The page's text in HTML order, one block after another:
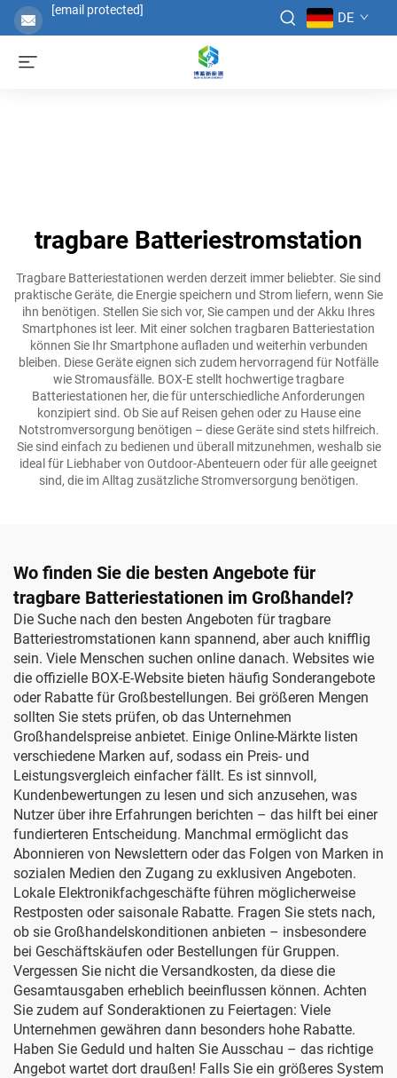
[email protected] DE
tragbare Batteriestromstation
Tragbare Batteriestationen werden derzeit immer beliebter. Sie sind
praktische Geräte, die Energie speichern und Strom liefern, wenn Sie
ihn benötigen. Stellen Sie sich vor, Sie campen und der Akku Ihres
Smartphones ist leer. Mit einer solchen tragbaren Batteriestation
können Sie Ihr Smartphone aufladen und weiterhin verbunden
bleiben. Diese Geräte eignen sich zudem hervorragend für Notfälle
wie Stromausfälle. BOX-E stellt hochwertige tragbare
Batteriestationen her, die für unterschiedliche Anforderungen
konzipiert sind. Ob Sie auf Reisen gehen oder zu Hause eine
Notstromversorgung benötigen – diese Geräte sind stets hilfreich.
Sie sind einfach zu bedienen und überall mitzunehmen, weshalb sie
ideal für Liebhaber von Outdoor-Abenteuern oder für alle geeignet
sind, die im Alltag zusätzliche Stromversorgung benötigen.
Wo finden Sie die besten Angebote für
tragbare Batteriestationen im Großhandel?
Die Suche nach den besten Angeboten für tragbare
Batteriestromstationen kann spannend, aber auch knifflig
sein. Viele Menschen suchen online danach. Websites wie
die offizielle BOX-E-Website bieten häufig Sonderangebote
oder Rabatte für Großbestellungen. Bei größeren Mengen
sollten Sie stets prüfen, ob das Unternehmen
Großhandelspreise anbietet. Einige Online-Märkte listen
verschiedene Marken auf, sodass ein Preis- und
Leistungsvergleich einfacher fällt. Es ist sinnvoll,
Kundenbewertungen zu lesen und sich anzusehen, was
Nutzer über ihre Erfahrungen berichten – das hilft bei einer
fundierteren Entscheidung. Manchmal ermöglicht das
Abonnieren von Newslettern oder das Folgen von Marken in
sozialen Medien den Zugang zu exklusiven Angeboten.
Lokale Elektronikfachgeschäfte führen möglicherweise
Restposten oder saisonale Rabatte. Fragen Sie stets nach,
ob sie Großhandelskonditionen anbieten – insbesondere
bei Geschäftskäufen oder Bestellungen für Gruppen.
Vergessen Sie nicht die Versandkosten, da diese die
Gesamtausgaben erheblich beeinflussen können. Achten
Sie zudem auf Sonderaktionen zu Feiertagen: Viele
Unternehmen gewähren dann besonders hohe Rabatte.
Haben Sie Geduld und halten Sie Ausschau – das richtige
Angebot wartet dort draußen! Falls Sie ein größeres System